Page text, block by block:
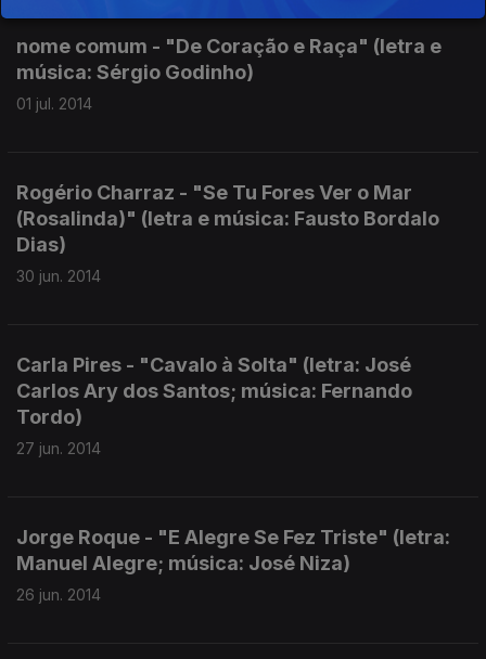
nome comum - "De Coração e Raça" (letra e
música: Sérgio Godinho)
01 jul. 2014
Rogério Charraz - "Se Tu Fores Ver o Mar
(Rosalinda)" (letra e música: Fausto Bordalo
Dias)
30 jun. 2014
Carla Pires - "Cavalo à Solta" (letra: José
Carlos Ary dos Santos; música: Fernando
Tordo)
27 jun. 2014
Jorge Roque - "E Alegre Se Fez Triste" (letra:
Manuel Alegre; música: José Niza)
26 jun. 2014